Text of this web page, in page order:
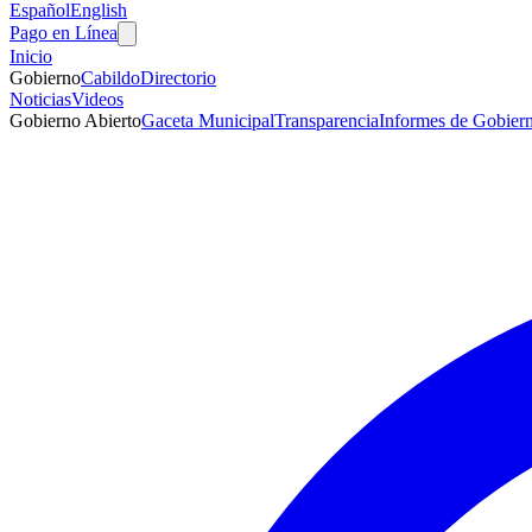
EspañolEnglish
Pago en Línea
Inicio
GobiernoCabildoDirectorio
NoticiasVideos
Gobierno AbiertoGaceta MunicipalTransparenciaInformes de